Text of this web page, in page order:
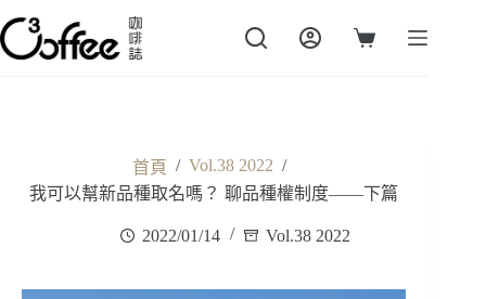
跳
至
主
購
首頁 / Vol.38 2022 /
我可以幫新品種取名嗎？ 聊品種權制度——下篇
2022/01/14 Vol.38 2022